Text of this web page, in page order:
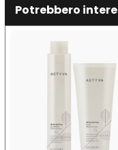
Phytorelax
Plura
Pop Italy
Profesia
Potrebbero